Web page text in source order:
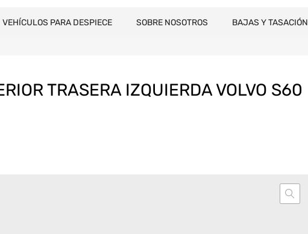
VEHÍCULOS PARA DESPIECE SOBRE NOSOTROS BAJAS Y TASACIÓN
TRASERA IZQUIERDA VOLVO S60